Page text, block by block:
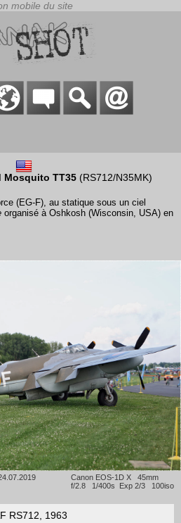
Mosquito TT35 (RS712/N35MK)
(EG-F), au statique sous un ciel
organisé à Oshkosh (Wisconsin, USA) en
Canon EOS-1D X 45mm
f/2.8 1/400s Exp 2/3 100iso
RS712, 1963